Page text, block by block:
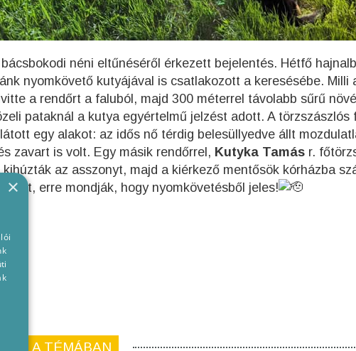
néni eltűnéséről érkezett bejelentés. Hétfő
nyomkövető kutyájával is csatlakozott a keresésébe. Milli
a rendőrt a faluból, majd 300 méterrel távolabb sűrű
pataknál a kutya egyértelmű jelzést adott. A törzszászlós
egy alakot: az idős nő térdig belesüllyedve állt
zavart is volt. Egy másik rendőrrel, Kutyka Tamás r.
az asszonyt, majd a kiérkező mentősök kórházba
erre mondják, hogy nyomkövetésből jeles!
A TÉMÁBAN
×